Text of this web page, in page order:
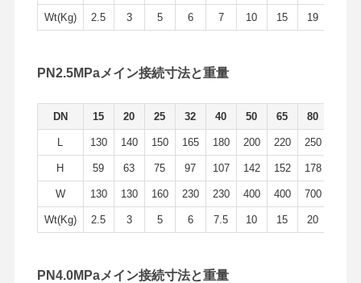
Wt(Kg) 2.5 3 5 6 7 10 15 19
PN2.5MPaメイン接続寸法と重量
DN 15 20 25 32 40 50 65 80
L 130 140 150 165 180 200 220 250
H 59 63 75 97 107 142 152 178
W 130 130 160 230 230 400 400 700
Wt(Kg) 2.5 3 5 6 7.5 10 15 20
PN4.0MPaメイン接続寸法と重量